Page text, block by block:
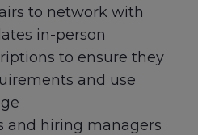
to network with
in-person
to ensure they
and use
and hiring managers